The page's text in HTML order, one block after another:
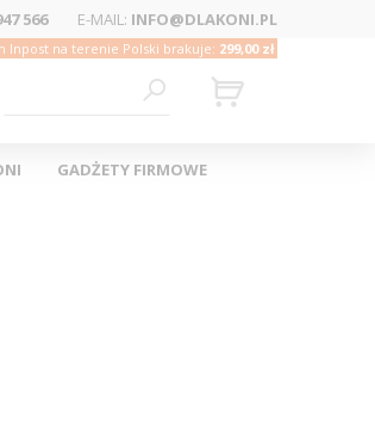
566 E-MAIL: INFO@DLAKONI.PL
Inpost na terenie Polski brakuje: 299,00 zł
GADŻETY FIRMOWE